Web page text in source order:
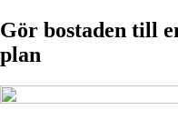
Gör bostaden till
plan